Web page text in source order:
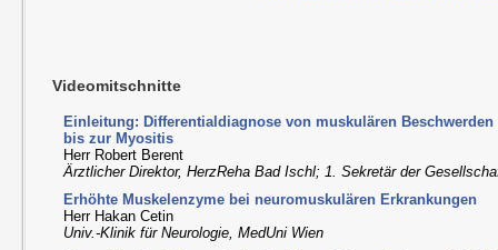
Videomitschnitte
Einleitung: Differentialdiagnose von muskulären
bis zur Myositis
Herr Robert Berent
Ärztlicher Direktor, HerzReha Bad Ischl; 1. Sekretär der
Erhöhte Muskelenzyme bei neuromuskulären Erkrankungen
Herr Hakan Cetin
Univ.-Klinik für Neurologie, MedUni Wien